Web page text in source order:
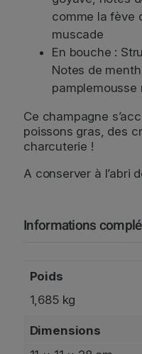
comme la fève
muscade
En bouche :
Notes de
pamplemousse
Ce champagne
poissons gras, des
charcuterie !
A conserver à l’abri
Informations
Poids
1,685 kg
Dimensions